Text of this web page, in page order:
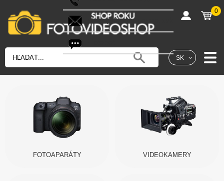
SK
shop@fotovideoshop.sk
0
FOTOAPARÁTY VIDEOKAMERY